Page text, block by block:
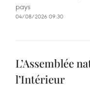
pays
04/08/2026 09:30
L’Assemblée
l’Intérieur